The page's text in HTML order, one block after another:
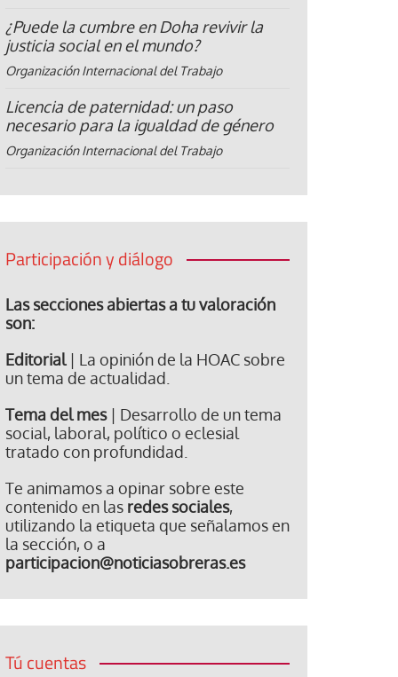
¿Puede la cumbre en Doha revivir la
justicia social en el mundo?
Organización Internacional del Trabajo
Licencia de paternidad: un paso
necesario para la igualdad de género
Organización Internacional del Trabajo
Participación y diálogo
Las secciones abiertas a tu valoración
son:
Editorial| La opinión de la HOAC sobre
un tema de actualidad.
Tema del mes| Desarrollo de un tema
social, laboral, político o eclesial
tratado con profundidad.
Te animamos a opinar sobre este
contenido en las redes sociales,
utilizando la etiqueta que señalamos en
la sección, o a
participacion@noticiasobreras.es
Tú cuentas